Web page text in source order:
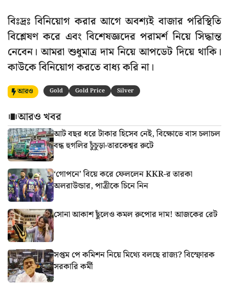
বিঃদ্রঃ বিনিয়োগ করার আগে অবশ্যই বাজার পরিস্থিতি
বিশ্লেষণ করে এবং বিশেষজ্ঞদের পরামর্শ নিয়ে সিদ্ধান্ত
নেবেন। আমরা শুধুমাত্র দাম নিয়ে আপডেট দিয়ে থাকি।
কাউকে বিনিয়োগ করতে বাধ্য করি না।
আরও Gold Gold Price Silver
আরও খবর
আট বছর ধরে টাকার হিসেব নেই, বিক্ষোভে বাস চলাচল
বন্ধ হুগলির চুঁচুড়া-তারকেশ্বর রুটে
‘গোপনে’ বিয়ে করে ফেললেন KKR-র তারকা
অলরাউন্ডার, পাত্রীকে চিনে নিন
সোনা আকাশ ছুঁলেও কমল রুপোর দাম! আজকের রেট
সপ্তম পে কমিশন নিয়ে মিথ্যে বলছে রাজ্য? বিস্ফোরক
সরকারি কর্মী